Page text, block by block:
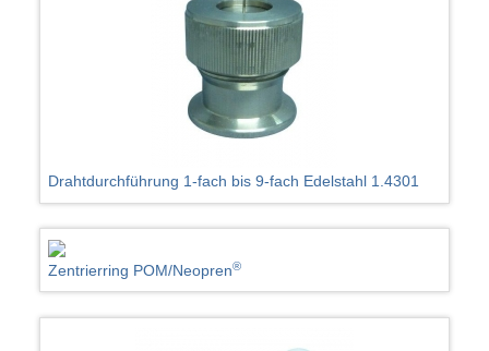
Drahtdurchführung 1-fach bis 9-fach Edelstahl 1.4301
Zentrierring POM/Neopren®